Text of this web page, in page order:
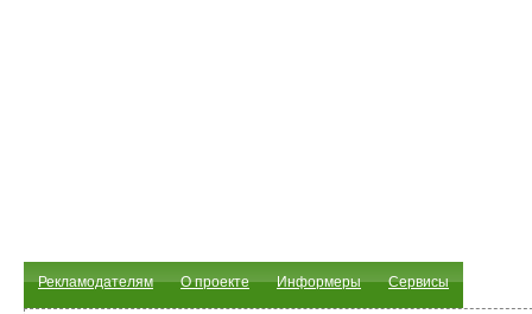
Рекламодателям О проекте Информеры Сервисы